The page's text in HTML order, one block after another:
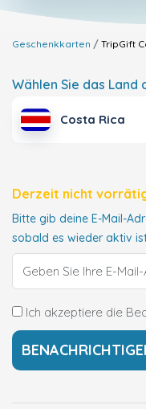
Geschenkkarten TripGift
Wählen Sie das Land
Costa Rica
Derzeit nicht
Bitte gib deine E-Mail-
sobald es wieder aktiv
Ich akzeptiere die